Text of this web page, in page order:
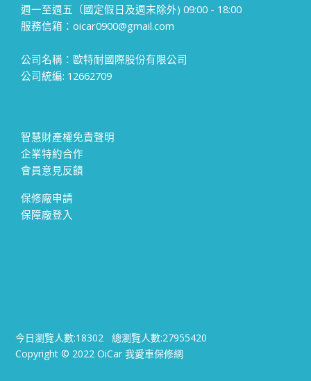
週一至週五（國定假日及週末除外) 09:00 - 18:00
服務信箱：oicar0900@gmail.com
公司名稱：歐特耐國際股份有限公司
公司統編: 12662709
智慧財產權免責聲明
企業特約合作
會員意見反饋
保修廠申請
保障廠登入
今日瀏覽人數:18302總瀏覽人數:27955420
Copyright © 2022 OiCar 我愛車保修網